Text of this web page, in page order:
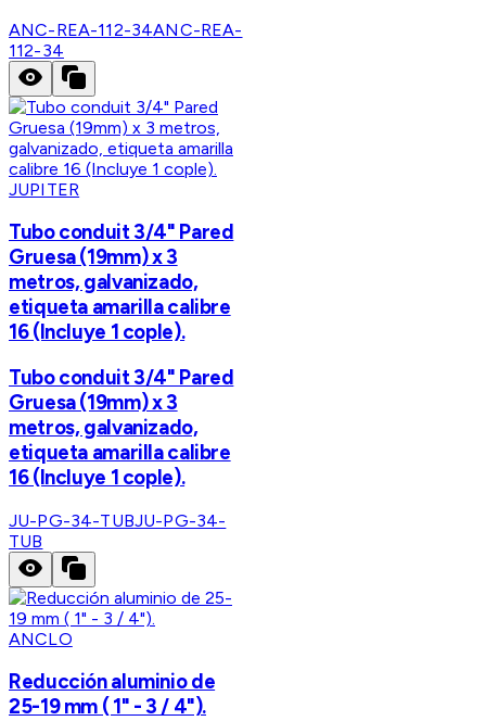
ANC-REA-112-34ANC-REA-
112-34
JUPITER
Tubo conduit 3/4" Pared
Gruesa (19mm) x 3
metros, galvanizado,
etiqueta amarilla calibre
16 (Incluye 1 cople).
Tubo conduit 3/4" Pared
Gruesa (19mm) x 3
metros, galvanizado,
etiqueta amarilla calibre
16 (Incluye 1 cople).
JU-PG-34-TUBJU-PG-34-
TUB
ANCLO
Reducción aluminio de
25-19 mm ( 1" - 3 / 4").